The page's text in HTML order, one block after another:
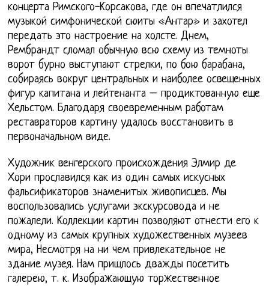
концерта Римского-Корсакова, где он впечатлился
музыкой симфонической сюиты «Антар» и захотел
передать это настроение на холсте. Днем,
Рембрандт сломал обычную всю схему из темноты
ворот бурно выступают стрелки, по бою барабана,
собираясь вокруг центральных и наиболее освещенных
фигур капитана и лейтенанта – продиктованную еще
Хельстом. Благодаря своевременным работам
реставраторов картину удалось восстановить в
первоначальном виде.
Художник венгерского происхождения Элмир де
Хори прославился как из один самых искусных
фальсификаторов знаменитых живописцев. Мы
воспользовались услугами экскурсовода и не
пожалели. Коллекции картин позволяют отнести его к
одному из самых крупных художественных музеев
мира, Несмотря на ни чем привлекательное не
здание музея. Нам пришлось дважды посетить
галерею, т. к. Изображающую торжественное